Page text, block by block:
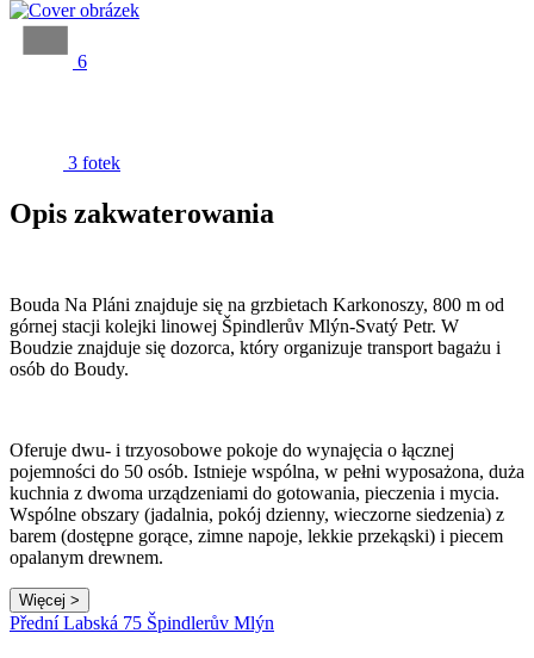
6
3 fotek
Opis zakwaterowania
Bouda Na Pláni znajduje się na grzbietach Karkonoszy, 800 m od
górnej stacji kolejki linowej Špindlerův Mlýn-Svatý Petr. W
Boudzie znajduje się dozorca, który organizuje transport bagażu i
osób do Boudy.
Oferuje dwu- i trzyosobowe pokoje do wynajęcia o łącznej
pojemności do 50 osób. Istnieje wspólna, w pełni wyposażona, duża
kuchnia z dwoma urządzeniami do gotowania, pieczenia i mycia.
Wspólne obszary (jadalnia, pokój dzienny, wieczorne siedzenia) z
barem (dostępne gorące, zimne napoje, lekkie przekąski) i piecem
opalanym drewnem.
Więcej >
Přední Labská 75 Špindlerův Mlýn